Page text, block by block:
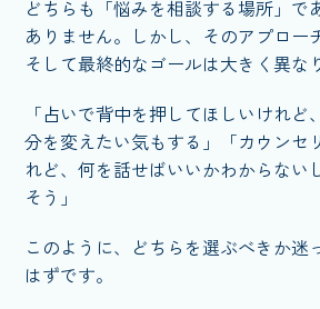
どちらも「悩みを相談する場所」で
ありません。しかし、そのアプロー
そして最終的なゴールは大きく異な
「占いで背中を押してほしいけれど
分を変えたい気もする」「カウンセ
れど、何を話せばいいかわからない
そう」
このように、どちらを選ぶべきか迷
はずです。